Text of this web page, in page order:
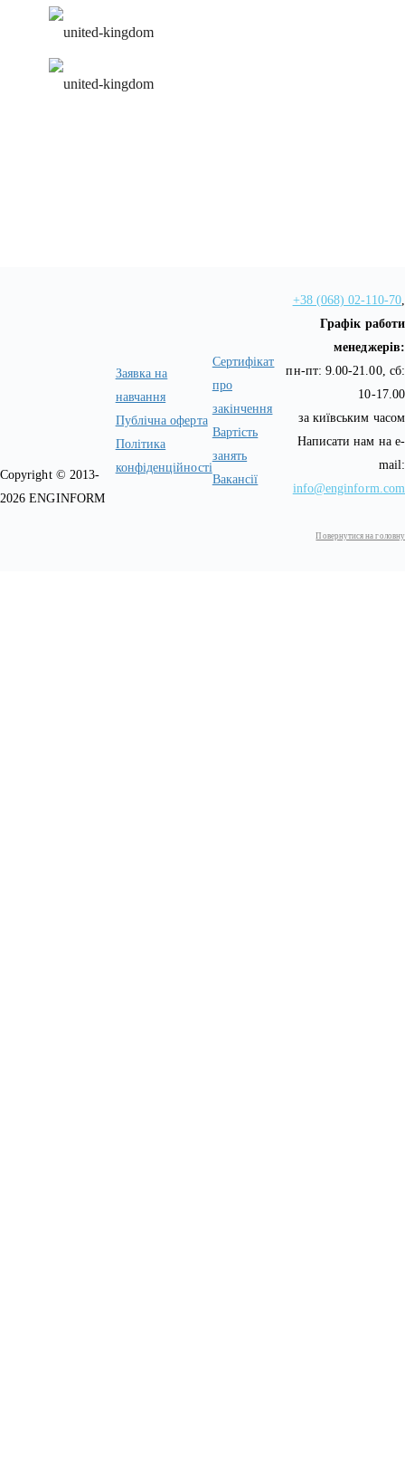
Copyright © 2013-
2026 ENGINFORM
Заявка на
навчання
Публічна оферта
Політика
конфіденційності
Сертифікат
про
закінчення
Вартість
занять
Вакансії
+38 (068) 02-110-70,
Графік работи
менеджерів:
пн-пт: 9.00-21.00, сб:
10-17.00
за київським часом
Написати нам на e-
mail:
info@enginform.com
Повернутися на головну